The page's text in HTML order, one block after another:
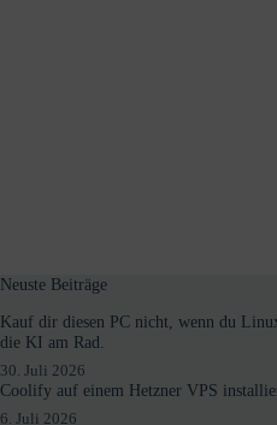
Neuste Beiträge
Kauf dir diesen PC nicht, wenn du
die KI am Rad.
30. Juli 2026
Coolify auf einem Hetzner VPS
6. Juli 2026